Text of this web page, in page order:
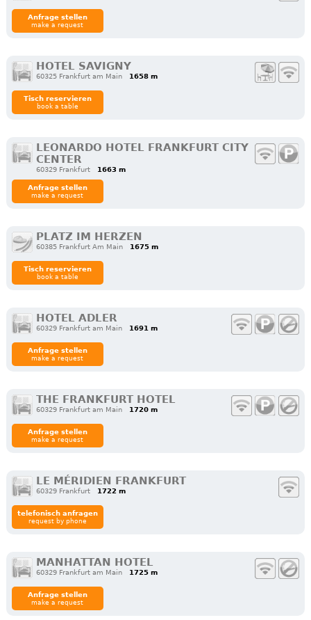
Anfrage stellen
make a request
HOTEL SAVIGNY
60325 Frankfurt am Main 1658 m
Tisch reservieren
book a table
LEONARDO HOTEL FRANKFURT CITY
CENTER
60329 Frankfurt 1663 m
Anfrage stellen
make a request
PLATZ IM HERZEN
60385 Frankfurt Am Main 1675 m
Tisch reservieren
book a table
HOTEL ADLER
60329 Frankfurt am Main 1691 m
Anfrage stellen
make a request
THE FRANKFURT HOTEL
60329 Frankfurt am Main 1720 m
Anfrage stellen
make a request
LE MÉRIDIEN FRANKFURT
60329 Frankfurt 1722 m
telefonisch anfragen
request by phone
MANHATTAN HOTEL
60329 Frankfurt am Main 1725 m
Anfrage stellen
make a request